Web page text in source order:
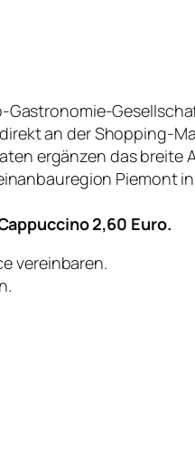
Gastronomie-
an der Shopping-
ergänzen das breite
Piemont
2,60 Euro.
vereinbaren.